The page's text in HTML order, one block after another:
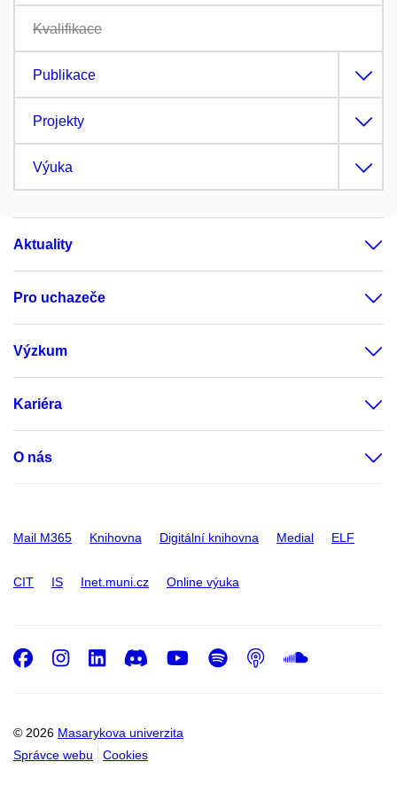
Kvalifikace
Publikace
Projekty
Výuka
Aktuality
Pro uchazeče
Výzkum
Kariéra
O nás
Mail M365 Knihovna Digitální knihovna Medial ELF
CIT IS Inet.muni.cz Online výuka
© 2026 Masarykova univerzita
Správce webu
Cookies
Facebook
Instagram
LinkedIn
DiscordYoutube
Spotify
Podcast